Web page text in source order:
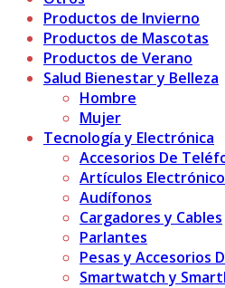
Productos de Invierno
Productos de Mascotas
Productos de Verano
Salud Bienestar y Belleza
Hombre
Mujer
Tecnología y Electrónica
Accesorios De
Artículos
Audífonos
Cargadores y Cables
Parlantes
Pesas y Accesorios
Smartwatch y